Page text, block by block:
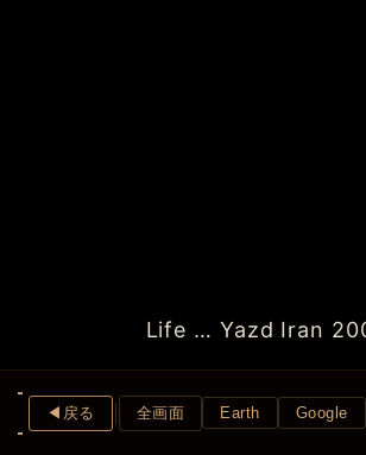
Life … Yazd Iran
◀︎戻る 全画面 Earth Google